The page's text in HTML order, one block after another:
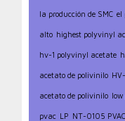
la producción de SMC el
alto highest polyvinyl
hv-1 polyvinyl acetate
acetato de polivinilo
acetato de polivinilo
pvac LP NT-0105